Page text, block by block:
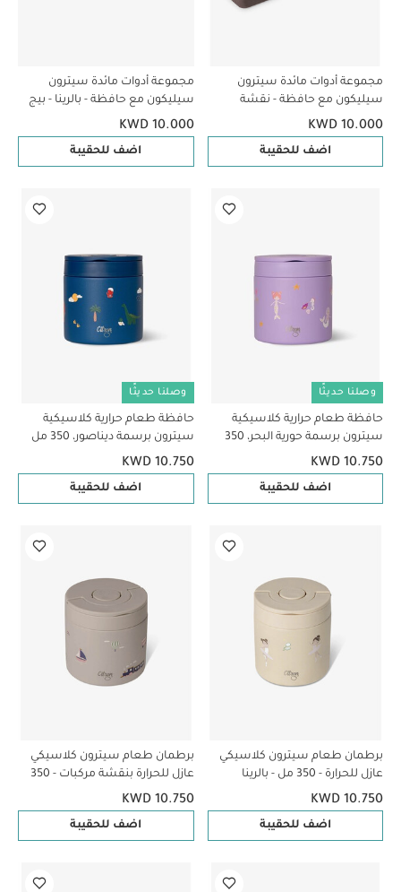
مجموعة أدوات مائدة سيترون
سيليكون مع حافظة - نقشة
مركبات - بلام
KWD 10.000
اضف للحقيبة
مجموعة أدوات مائدة سيترون
سيليكون مع حافظة - بالرينا - بيج
KWD 10.000
اضف للحقيبة
وصلنا حديثًا
حافظة طعام حرارية كلاسيكية
سيترون برسمة حورية البحر، 350
مل
KWD 10.750
اضف للحقيبة
وصلنا حديثًا
حافظة طعام حرارية كلاسيكية
سيترون برسمة ديناصور، 350 مل
KWD 10.750
اضف للحقيبة
برطمان طعام سيترون كلاسيكي
عازل للحرارة - 350 مل - بالرينا
KWD 10.750
اضف للحقيبة
برطمان طعام سيترون كلاسيكي
عازل للحرارة بنقشة مركبات - 350
مل
KWD 10.750
اضف للحقيبة